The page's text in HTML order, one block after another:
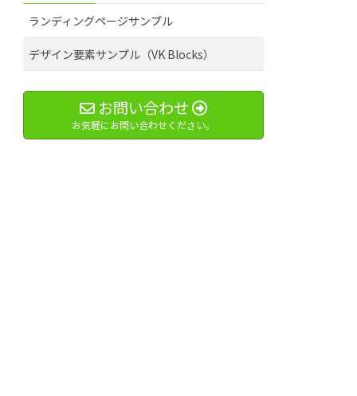
ランディングページサンプル
デザイン要素サンプル（VK Blocks）
お問い合わせ
お気軽にお問い合わせください。